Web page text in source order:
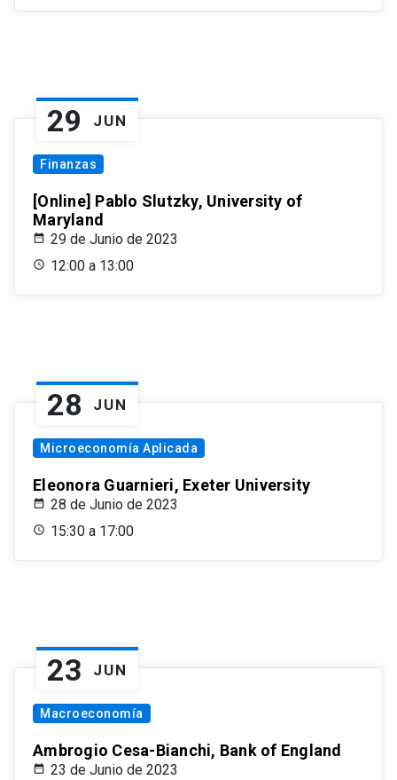
29 JUN
Finanzas
[Online] Pablo Slutzky, University of
Maryland
29 de Junio de 2023
12:00 a 13:00
28 JUN
Microeconomía Aplicada
Eleonora Guarnieri, Exeter University
28 de Junio de 2023
15:30 a 17:00
23 JUN
Macroeconomía
Ambrogio Cesa-Bianchi, Bank of England
23 de Junio de 2023